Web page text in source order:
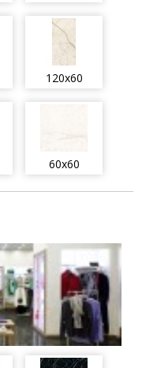
120x60
60x60